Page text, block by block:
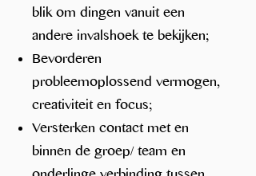
blik om dingen vanuit een
andere invalshoek te bekijken;
Bevorderen
probleemoplossend vermogen,
creativiteit en focus;
Versterken contact met en
binnen de groep/ team en